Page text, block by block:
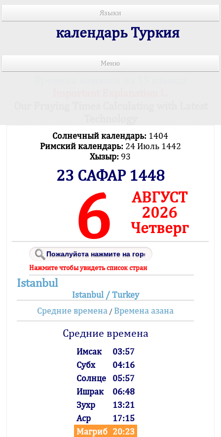
Языки
календарь Туркия
Меню
Солнечный календарь: 1404
Римский календарь: 24 Июль 1442
Хызыр: 93
23 САФАР 1448
6
АВГУСТ
2026
Четверг
Нажмите чтобы увидеть список стран
Istanbul
Istanbul / Turkey
Средние времена / Времена азана
Средние времена
Имсак
03:57
Субх
04:16
Солнце
05:57
Ишрак
06:48
Зухр
13:21
Аср
17:15
Магриб 20:23